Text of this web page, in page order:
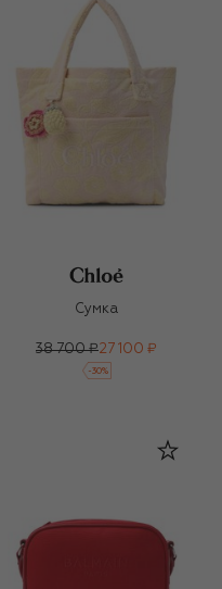
Сумка
38 700 ₽27 100 ₽
-30%